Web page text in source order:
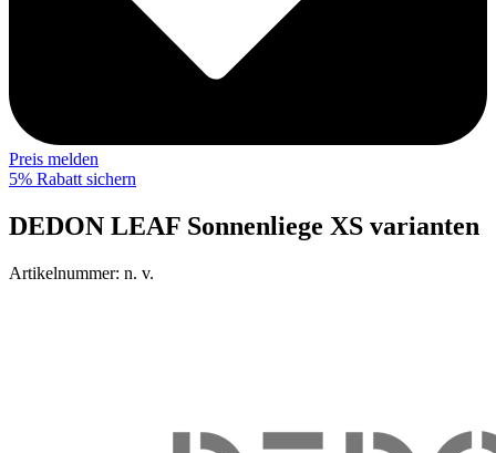
Preis melden
5% Rabatt sichern
DEDON LEAF Sonnenliege XS varianten
Artikelnummer: n. v.